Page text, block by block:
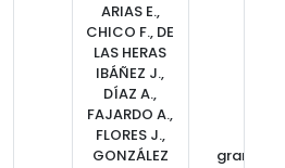
ARIAS E.,
CHICO F., DE
LAS HERAS
IBÁÑEZ J.,
DÍAZ A.,
FAJARDO A.,
FLORES J.,
GONZÁLEZ
grandes